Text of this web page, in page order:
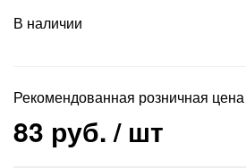
В наличии
Рекомендованная розничная
83 руб./ шт